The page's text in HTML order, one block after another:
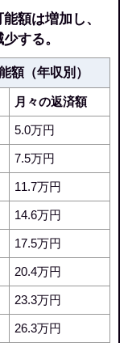
額は増加し、
する。
額（年収別）
月々の返済額
5.0万円
7.5万円
11.7万円
14.6万円
17.5万円
20.4万円
23.3万円
26.3万円